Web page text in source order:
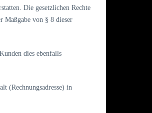
Die gesetzlichen Rechte
Maßgabe von § 8 dieser
dies ebenfalls
(Rechnungsadresse) in